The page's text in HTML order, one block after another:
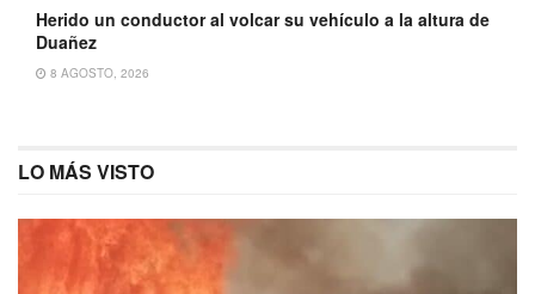
Herido un conductor al volcar su vehículo a la altura de
Duañez
8 AGOSTO, 2026
LO MÁS VISTO